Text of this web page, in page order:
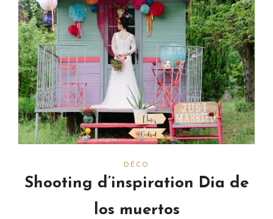
DÉCO
Shooting d’inspiration Dia de
los muertos